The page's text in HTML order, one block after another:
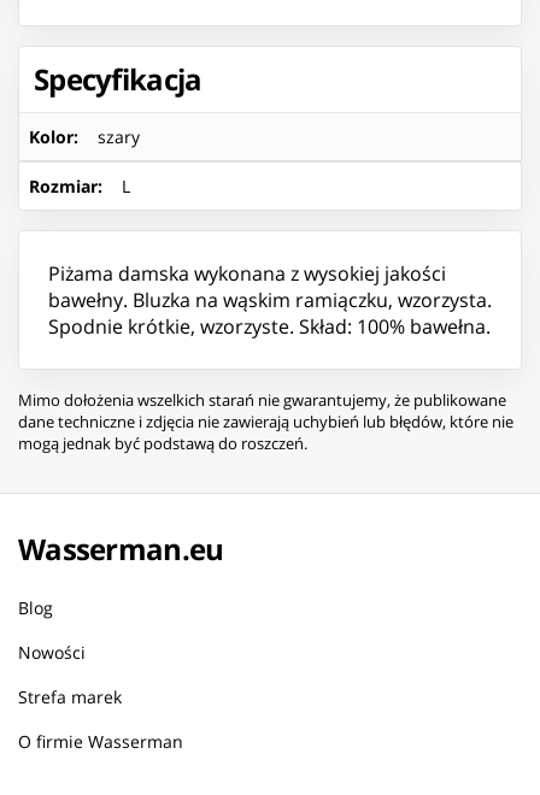
Specyfikacja
Kolor: szary
Rozmiar: L
Piżama damska wykonana z wysokiej jakości
bawełny. Bluzka na wąskim ramiączku, wzorzysta.
Spodnie krótkie, wzorzyste. Skład: 100% bawełna.
Mimo dołożenia wszelkich starań nie gwarantujemy, że publikowane
dane techniczne i zdjęcia nie zawierają uchybień lub błędów, które nie
mogą jednak być podstawą do roszczeń.
Wasserman.eu
Blog
Nowości
Strefa marek
O firmie Wasserman